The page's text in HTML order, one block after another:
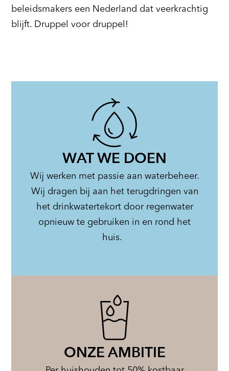
beleidsmakers een Nederland dat veerkrachtig
blijft. Druppel voor druppel!
WAT WE DOEN
Wij werken met passie aan waterbeheer.
Wij dragen bij aan het terugdringen van
het drinkwatertekort door regenwater
opnieuw te gebruiken in en rond het
huis.
ONZE AMBITIE